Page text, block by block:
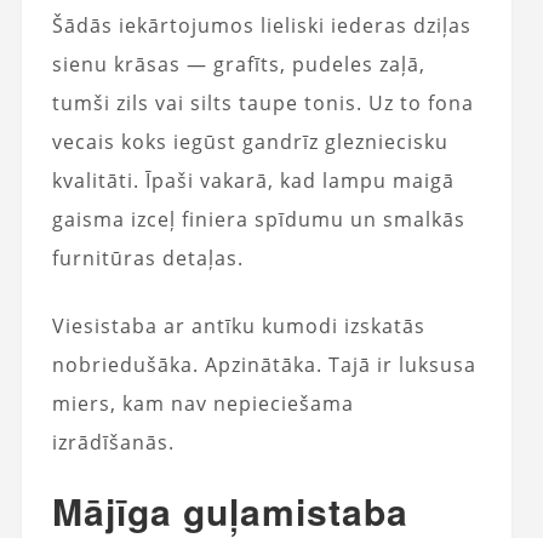
Šādās iekārtojumos lieliski iederas dziļas
sienu krāsas — grafīts, pudeles zaļā,
tumši zils vai silts taupe tonis. Uz to fona
vecais koks iegūst gandrīz glezniecisku
kvalitāti. Īpaši vakarā, kad lampu maigā
gaisma izceļ finiera spīdumu un smalkās
furnitūras detaļas.
Viesistaba ar antīku kumodi izskatās
nobriedušāka. Apzinātāka. Tajā ir luksusa
miers, kam nav nepieciešama
izrādīšanās.
Mājīga guļamistaba